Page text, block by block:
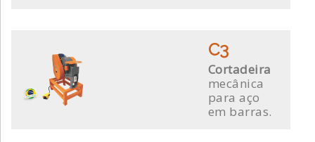
C3
Cortadeira
mecânica
para aço
em barras.